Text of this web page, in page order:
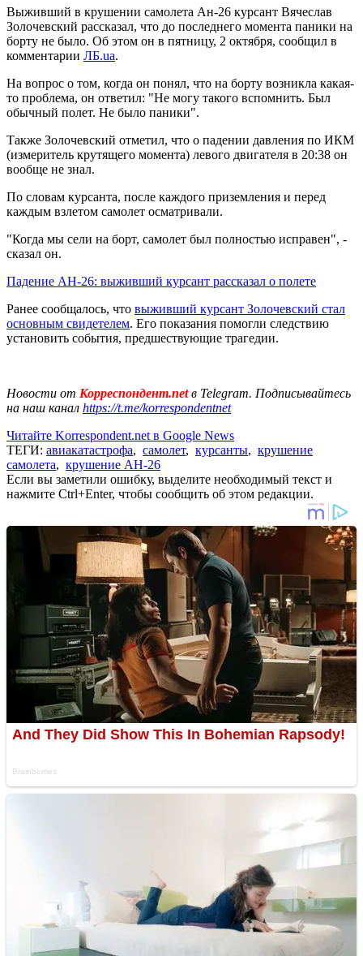
Выживший в крушении самолета Ан-26 курсант Вячеслав
Золочевский рассказал, что до последнего момента паники на
борту не было. Об этом он в пятницу, 2 октября, сообщил в
комментарии ЛБ.ua.
На вопрос о том, когда он понял, что на борту возникла какая-
то проблема, он ответил: "Не могу такого вспомнить. Был
обычный полет. Не было паники".
Также Золочевский отметил, что о падении давления по ИКМ
(измеритель крутящего момента) левого двигателя в 20:38 он
вообще не знал.
По словам курсанта, после каждого приземления и перед
каждым взлетом самолет осматривали.
"Когда мы сели на борт, самолет был полностью исправен", -
сказал он.
Падение АН-26: выживший курсант рассказал о полете
Ранее сообщалось, что выживший курсант Золочевский стал
основным свидетелем. Его показания помогли следствию
установить события, предшествующие трагедии.
Новости от Корреспондент.netв Telegram. Подписывайтесь
на наш канал https://t.me/korrespondentnet
Читайте Korrespondent.net в Google News
ТЕГИ: авиакатастрофа, самолет, курсанты, крушение
самолета, крушение АН-26
Если вы заметили ошибку, выделите необходимый текст и
нажмите Ctrl+Enter, чтобы сообщить об этом редакции.